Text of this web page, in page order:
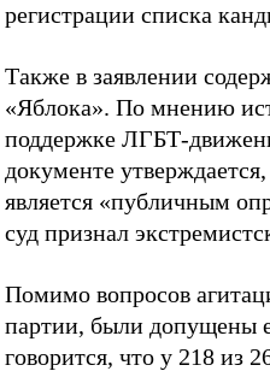
регистрации списка
Также в заявлении
«Яблока». По мнению
поддержке ЛГБТ-
документе
является «публичным
суд признал
Помимо вопросов
партии, были допущены
говорится, что у 218 из